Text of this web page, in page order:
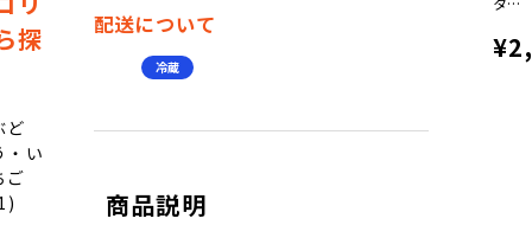
探
ど
・い
ご
配送について
冷蔵
商品説明
個・
発酵